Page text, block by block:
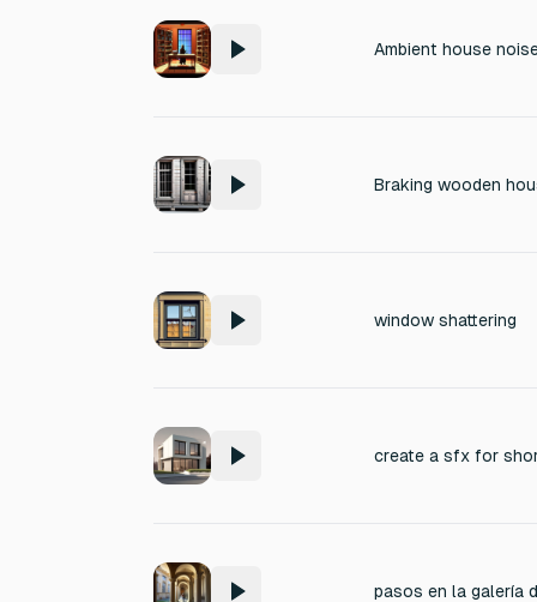
Braking wooden
window shattering
create a sfx for
pasos en la galería